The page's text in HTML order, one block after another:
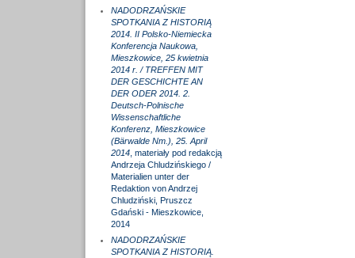
NADODRZAŃSKIE
SPOTKANIA Z HISTORIĄ
2014. II Polsko-Niemiecka
Konferencja Naukowa,
Mieszkowice, 25 kwietnia
2014 r. / TREFFEN MIT
DER GESCHICHTE AN
DER ODER 2014. 2.
Deutsch-Polnische
Wissenschaftliche
Konferenz, Mieszkowice
(Bärwalde Nm.), 25. April
2014, materiały pod redakcją
Andrzeja Chludzińskiego /
Materialien unter der
Redaktion von Andrzej
Chludziński, Pruszcz
Gdański - Mieszkowice,
2014
NADODRZAŃSKIE
SPOTKANIA Z HISTORIĄ.